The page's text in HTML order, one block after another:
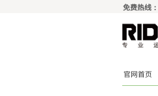
免费热线：
官网首页